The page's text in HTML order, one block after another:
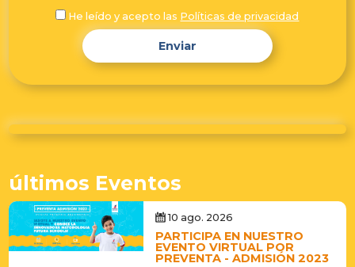
He leído y acepto las Políticas de privacidad
Enviar
últimos Eventos
10 ago. 2026
PARTICIPA EN NUESTRO
EVENTO VIRTUAL POR
PREVENTA - ADMISIÓN 2023